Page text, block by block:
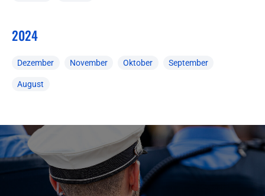
2024
Dezember November Oktober September
August